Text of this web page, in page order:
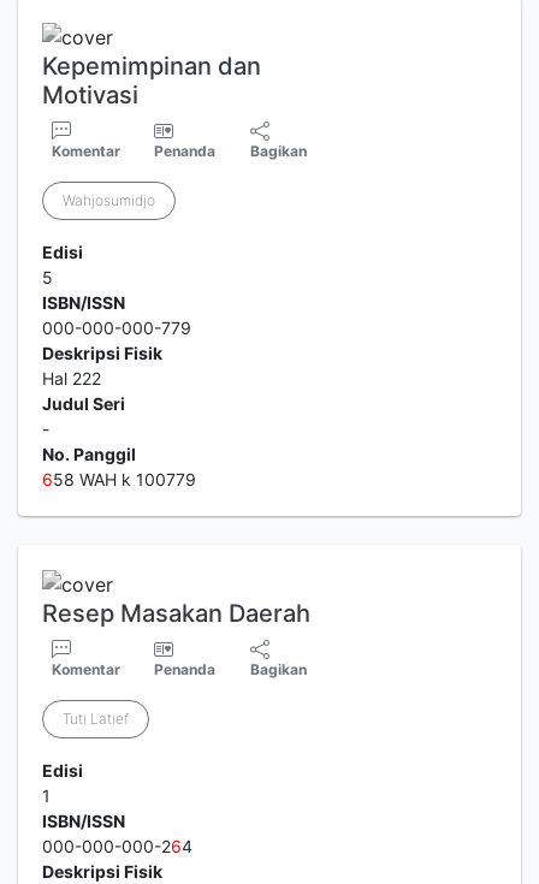
Kepemimpinan dan
Motivasi
Komentar Penanda Bagikan
Wahjosumidjo
Edisi
5
ISBN/ISSN
000-000-000-779
Deskripsi Fisik
Hal 222
Judul Seri
-
No. Panggil
658 WAH k 100779
Resep Masakan Daerah
Komentar Penanda Bagikan
Tuti Latief
Edisi
1
ISBN/ISSN
000-000-000-264
Deskripsi Fisik